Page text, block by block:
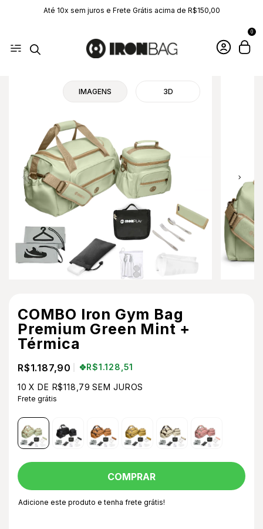
Até 10x sem juros e Frete Grátis acima de R$150,00
0
IMAGENS 3D
COMBO Iron Gym Bag
Premium Green Mint +
Térmica
R$1.187,90
R$1.128,51
10 X DE R$118,79 SEM JUROS
Frete grátis
Adicione este produto etenha frete grátis!